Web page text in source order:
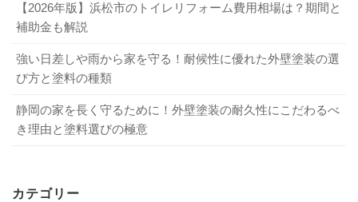
【2026年版】浜松市のトイレリフォーム費用相場は？期間と
補助金も解説
強い日差しや雨から家を守る！耐候性に優れた外壁塗装の選
び方と塗料の種類
静岡の家を長く守るために！外壁塗装の耐久性にこだわるべ
き理由と塗料選びの極意
カテゴリー